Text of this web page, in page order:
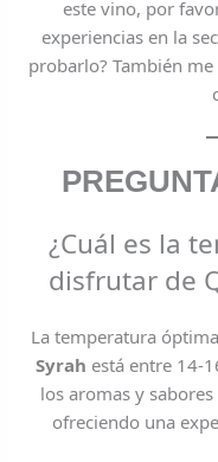
este vino, por
experiencias en la
probarlo? También
¿Cuál es la
disfrutar de
La temperatura
Syrah está entre 14-
los aromas y
ofreciendo una